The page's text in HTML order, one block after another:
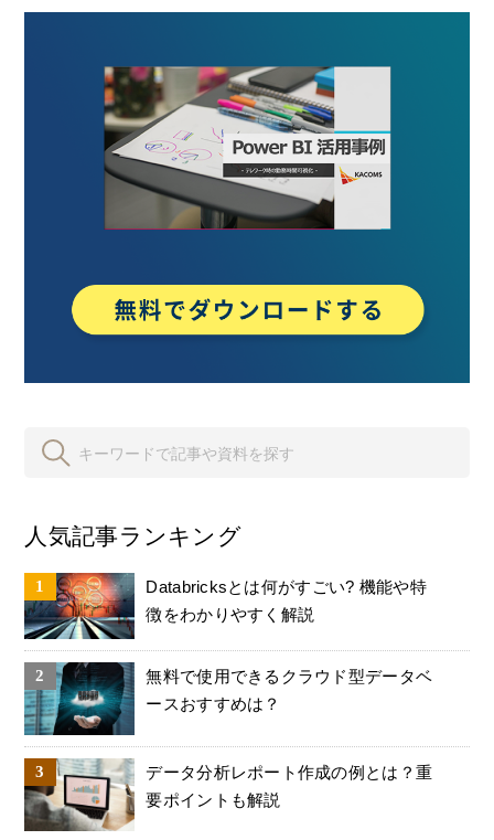
人気記事ランキング
Databricksとは何がすごい? 機能や特
徴をわかりやすく解説
無料で使用できるクラウド型データベ
ースおすすめは？
データ分析レポート作成の例とは？重
要ポイントも解説